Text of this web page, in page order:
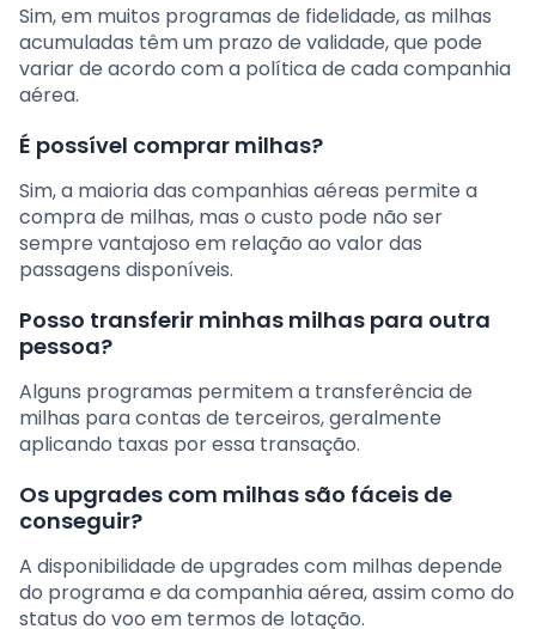
Sim, em muitos programas de fidelidade, as milhas
acumuladas têm um prazo de validade, que pode
variar de acordo com a política de cada companhia
aérea.
É possível comprar milhas?
Sim, a maioria das companhias aéreas permite a
compra de milhas, mas o custo pode não ser
sempre vantajoso em relação ao valor das
passagens disponíveis.
Posso transferir minhas milhas para outra
pessoa?
Alguns programas permitem a transferência de
milhas para contas de terceiros, geralmente
aplicando taxas por essa transação.
Os upgrades com milhas são fáceis de
conseguir?
A disponibilidade de upgrades com milhas depende
do programa e da companhia aérea, assim como do
status do voo em termos de lotação.